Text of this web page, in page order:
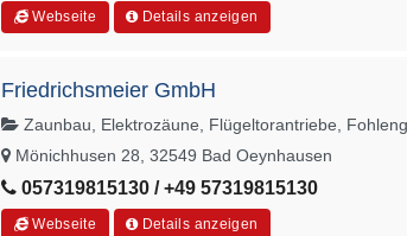
Webseite Details anzeigen
Friedrichsmeier GmbH
Zaunbau, Elektrozäune, Flügeltorantriebe,
Mönichhusen 28, 32549 Bad Oeynhausen
057319815130 / +49 57319815130
Webseite Details anzeigen